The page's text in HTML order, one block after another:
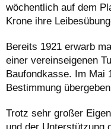
wöchentlich auf dem
Krone ihre
Bereits 1921 erwarb
einer vereinseigenen
Baufondkasse. Im Mai
Bestimmung
Trotz sehr großer